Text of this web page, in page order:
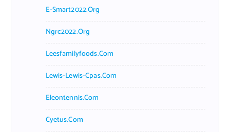
E-Smart2022.org
Ngrc2022.org
Leesfamilyfoods.com
Lewis-Lewis-Cpas.com
Eleontennis.com
Cyetus.com